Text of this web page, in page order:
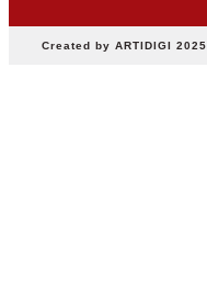
Created by ARTIDIGI 2025